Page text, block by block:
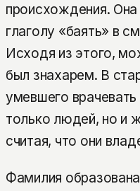
происхождения.
глаголу «баять» в
Исходя из этого,
был знахарем. В
умевшего врачевать
только людей, но и
считая, что они
Фамилия